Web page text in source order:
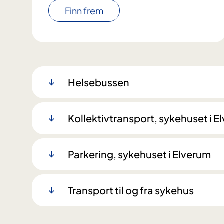
Finn frem
Helsebussen
Kollektivtransport, sykehuset i
Parkering, sykehuset i Elverum
Transport til og fra sykehus